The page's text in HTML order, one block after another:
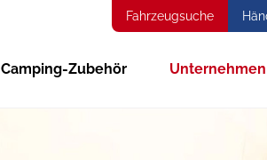
Fahrzeugsuche
Camping-Zubehör Unternehmen